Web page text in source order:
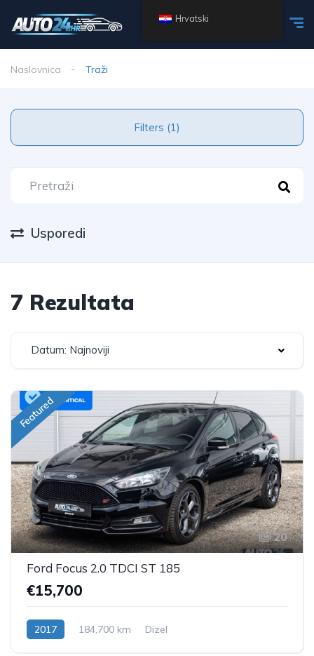
Naslovnica Traži
Filters (1)
Usporedi
7 Rezultata
Datum: Najnoviji
Featured
20
Ford Focus 2.0 TDCI ST 185
€15,700
2017 184,700 km Dizel
Hrvatski